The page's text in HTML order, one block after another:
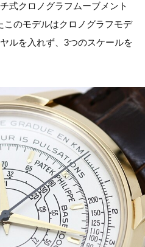
式クロノグラフムーブメント
このモデルはクロノグラフモデ
ルを入れず、3つのスケールを